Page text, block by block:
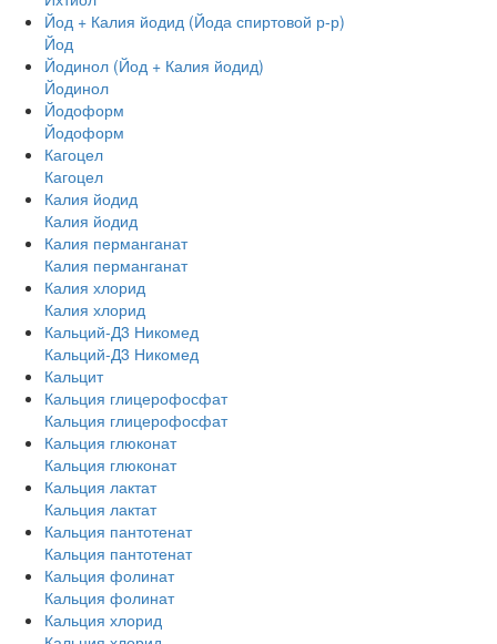
Йод + Калия йодид (Йода спиртовой р-р)
Йод
Йодинол (Йод + Калия йодид)
Йодинол
Йодоформ
Йодоформ
Кагоцел
Кагоцел
Калия йодид
Калия йодид
Калия перманганат
Калия перманганат
Калия хлорид
Калия хлорид
Кальций-Д3 Никомед
Кальций-Д3 Никомед
Кальцит
Кальция глицерофосфат
Кальция глицерофосфат
Кальция глюконат
Кальция глюконат
Кальция лактат
Кальция лактат
Кальция пантотенат
Кальция пантотенат
Кальция фолинат
Кальция фолинат
Кальция хлорид